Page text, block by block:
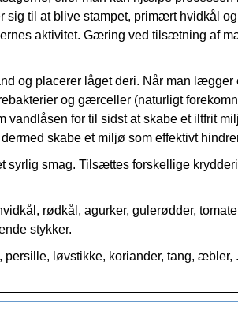
sig til at blive stampet, primært hvidkål
aktivitet. Gæring ved tilsætning af
og placerer låget deri. Når man lægger
og gærceller (naturligt
vandlåsen for til sidst at skabe et iltfrit
skabe et miljø som effektivt
syrlig smag. Tilsættes forskellige
rødkål, agurker, gulerødder,
stykker.
løvstikke, koriander, tang, æbler,
i en saltvandslage, eller de revne